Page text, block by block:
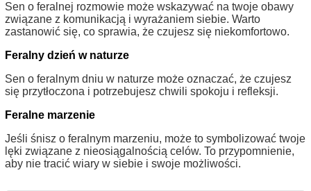
Sen o feralnej rozmowie może wskazywać na twoje obawy
związane z komunikacją i wyrażaniem siebie. Warto
zastanowić się, co sprawia, że czujesz się niekomfortowo.
Feralny dzień w naturze
Sen o feralnym dniu w naturze może oznaczać, że czujesz
się przytłoczona i potrzebujesz chwili spokoju i refleksji.
Feralne marzenie
Jeśli śnisz o feralnym marzeniu, może to symbolizować twoje
lęki związane z nieosiągalnością celów. To przypomnienie,
aby nie tracić wiary w siebie i swoje możliwości.